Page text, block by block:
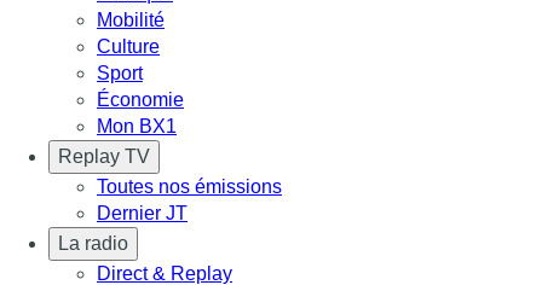
Mobilité
Culture
Sport
Économie
Mon BX1
Replay TV
Toutes nos émissions
Dernier JT
La radio
Direct & Replay